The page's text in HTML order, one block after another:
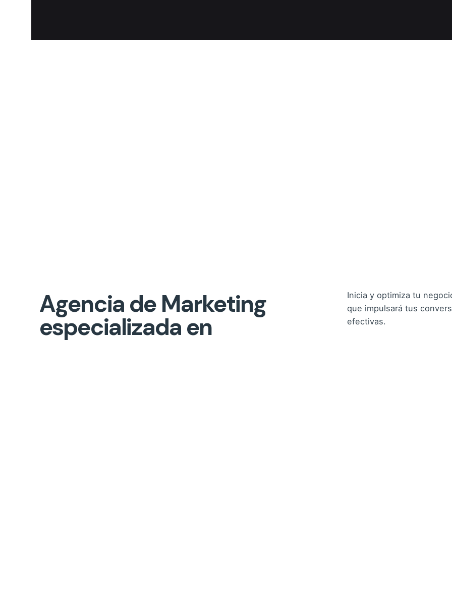
Agencia de Marketing
especializada en
Inicia y optimiza tu
que impulsará tus
efectivas.